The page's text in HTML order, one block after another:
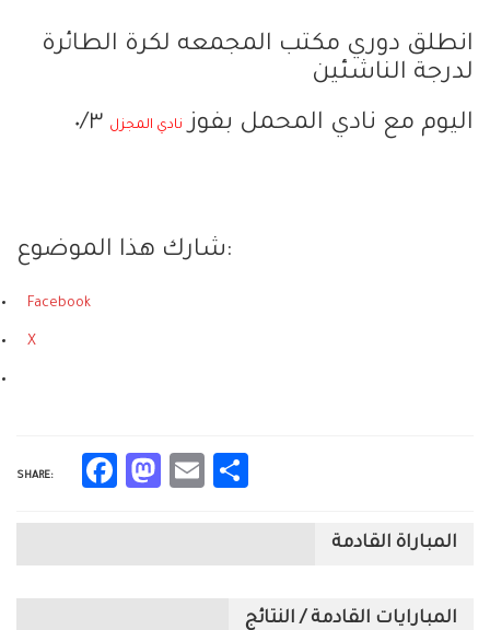
انطلق دوري مكتب المجمعه لكرة الطائرة
لدرجة الناشئين
اليوم مع نادي المحمل بفوز نادي المجزل
شارك هذا الموضوع:
Facebook
X
SHARE: Facebook
Mastodon
Email
المباراة القادمة
المبارايات القادمة / النتائج